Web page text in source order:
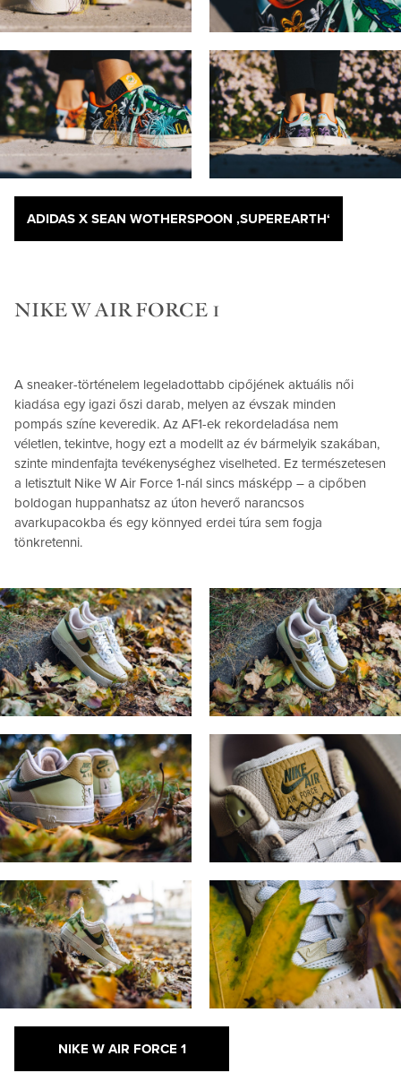
ADIDAS X SEAN WOTHERSPOON ‚SUPEREARTH‘
NIKE W AIR FORCE 1
A sneaker-történelem legeladottabb cipőjének aktuális női
kiadása egy igazi őszi darab, melyen az évszak minden
pompás színe keveredik. Az AF1-ek rekordeladása nem
véletlen, tekintve, hogy ezt a modellt az év bármelyik szakában,
szinte mindenfajta tevékenységhez viselheted. Ez természetesen
a letisztult Nike W Air Force 1-nál sincs másképp – a cipőben
boldogan huppanhatsz az úton heverő narancsos
avarkupacokba és egy könnyed erdei túra sem fogja
tönkretenni.
NIKE W AIR FORCE 1